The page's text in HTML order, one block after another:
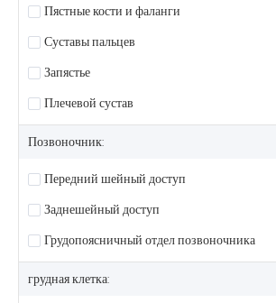
Пястные кости и фаланги
Суставы пальцев
Запястье
Плечевой сустав
Позвоночник:
Передний шейный доступ
Заднешейный доступ
Грудопоясничный отдел позвоночника
грудная клетка: